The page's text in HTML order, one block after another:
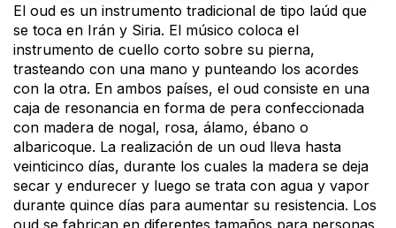
El oud es un instrumento tradicional de tipo laúd que
se toca en Irán y Siria. El músico coloca el
instrumento de cuello corto sobre su pierna,
trasteando con una mano y punteando los acordes
con la otra. En ambos países, el oud consiste en una
caja de resonancia en forma de pera confeccionada
con madera de nogal, rosa, álamo, ébano o
albaricoque. La realización de un oud lleva hasta
veinticinco días, durante los cuales la madera se deja
secar y endurecer y luego se trata con agua y vapor
durante quince días para aumentar su resistencia. Los
oud se fabrican en diferentes tamaños para personas